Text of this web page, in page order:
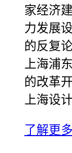
家经济
力发展
的反复
上海浦
的改革
上海设
了解更